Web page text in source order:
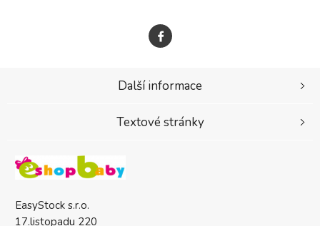
EasyStock s.r.o.
17.listopadu 220
Další informace
Textové stránky